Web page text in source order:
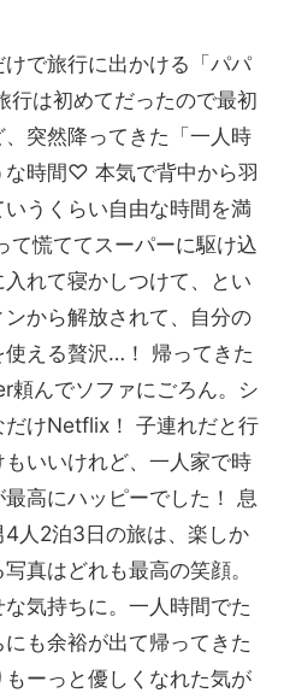
で旅行に出かける「パパ
行は初めてだったので最初
突然降ってきた「一人時
な時間♡ 本気で背中から羽
うくらい自由な時間を満
て慌ててスーパーに駆け込
れて寝かしつけて、とい
から解放されて、自分の
える贅沢…！ 帰ってきた
頼んでソファにごろん。シ
だけNetflix！ 子連れだと行
いいけれど、一人家で時
高にハッピーでした！ 息
人2泊3日の旅は、楽しか
真はどれも最高の笑顔。
気持ちに。一人時間でた
も余裕が出て帰ってきた
ーっと優しくなれた気が